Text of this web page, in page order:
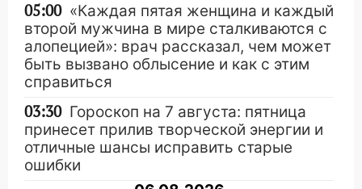
05:00 «Каждая пятая женщина и каждый
второй мужчина в мире сталкиваются с
алопецией»: врач рассказал, чем может
быть вызвано облысение и как с этим
справиться
03:30 Гороскоп на 7 августа: пятница
принесет прилив творческой энергии и
отличные шансы исправить старые
ошибки